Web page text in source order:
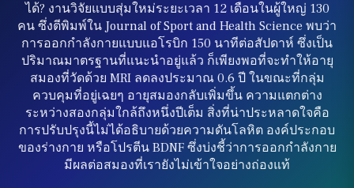
ได้? งานวิจัยแบบสุ่มใหม่ระยะเวลา 12 เดือนในผู้ใหญ่ 130
คน ซึ่งตีพิมพ์ใน Journal of Sport and Health Science พบว่า
การออกกำลังกายแบบแอโรบิก 150 นาทีต่อสัปดาห์ ซึ่งเป็น
ปริมาณมาตรฐานที่แนะนำอยู่แล้ว ก็เพียงพอที่จะทำให้อายุ
สมองที่วัดด้วย MRI ลดลงประมาณ 0.6 ปี ในขณะที่กลุ่ม
ควบคุมที่อยู่เฉยๆ อายุสมองกลับเพิ่มขึ้น ความแตกต่าง
ระหว่างสองกลุ่มใกล้ถึงหนึ่งปีเต็ม สิ่งที่น่าประหลาดใจคือ
การปรับปรุงนี้ไม่ได้อธิบายด้วยความดันโลหิต องค์ประกอบ
ของร่างกาย หรือโปรตีน BDNF ซึ่งบ่งชี้ว่าการออกกำลังกาย
มีผลต่อสมองที่เรายังไม่เข้าใจอย่างถ่องแท้